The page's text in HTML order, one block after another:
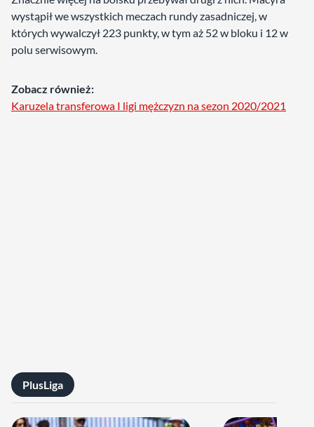
wystąpił we wszystkich meczach rundy zasadniczej, w
których wywalczył 223 punkty, w tym aż 52 w bloku i 12 w
polu serwisowym.
Zobacz również:
Karuzela transferowa I ligi mężczyzn na sezon 2020/2021
PlusLiga